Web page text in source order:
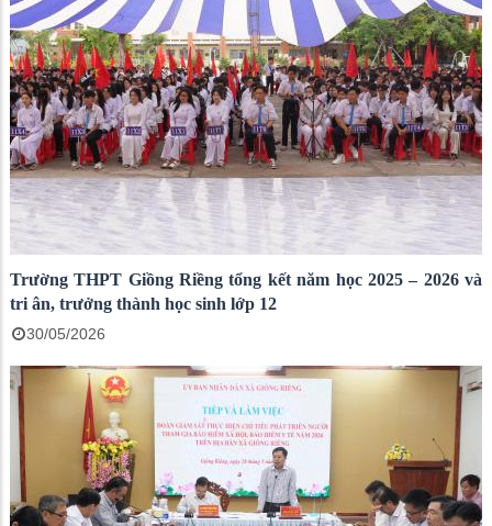
Trường THPT Giồng Riềng tổng kết năm học 2025 – 2026 và
tri ân, trưởng thành học sinh lớp 12
30/05/2026